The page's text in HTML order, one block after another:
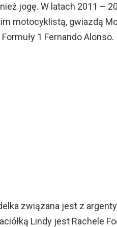
jogę. W latach 2011 –
motocyklistą, gwiazdą
1 Fernando Alonso.
związana jest z
Lindy jest Rachele